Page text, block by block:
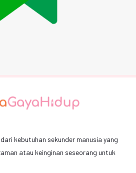
kebutuhan sekunder manusia yang
atau keinginan seseorang untuk